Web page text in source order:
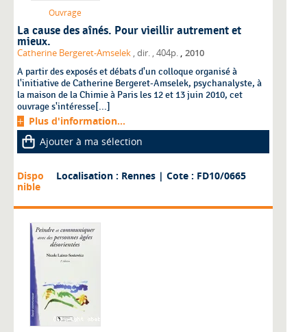
Ouvrage
La cause des aînés. Pour vieillir autrement et
mieux.
Catherine Bergeret-Amselek , dir. , 404p. , 2010
A partir des exposés et débats d'un colloque organisé à
l'initiative de Catherine Bergeret-Amselek, psychanalyste, à
la maison de la Chimie à Paris les 12 et 13 juin 2010, cet
ouvrage s'intéresse[...]
Plus d'information...
Ajouter à ma sélection
Dispo
nible
Localisation : Rennes | Cote : FD10/0665